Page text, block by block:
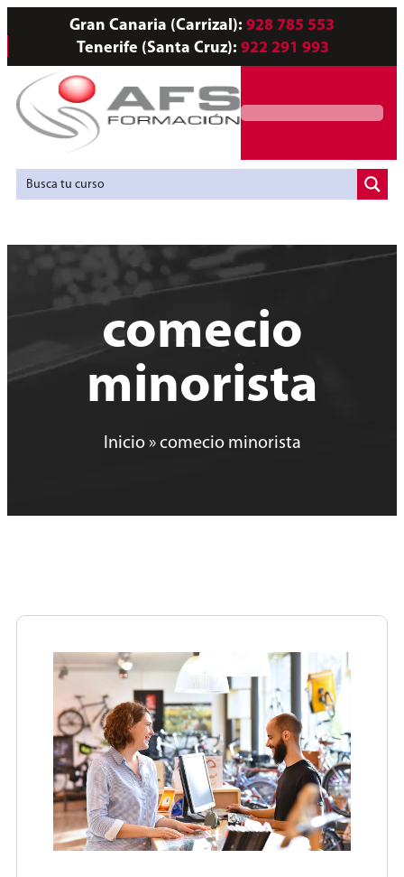
Gran Canaria (Carrizal): 928 785 553
Tenerife (Santa Cruz): 922 291 993
comecio
minorista
Inicio» comecio minorista